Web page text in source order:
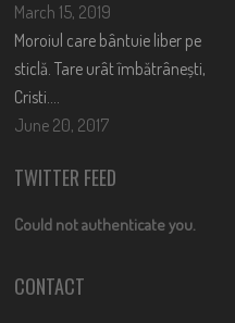
March 15, 2019
Moroiul care bântuie liber pe
sticlă. Tare urât îmbătrânești,
Cristi….
June 20, 2017
TWITTER FEED
Could not authenticate you.
CONTACT